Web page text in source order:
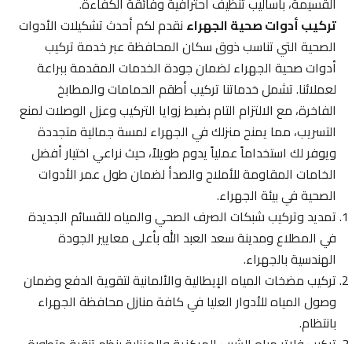
تركيب أدوات صحية الجهراءنقدم لكم أحدث تشكيلات الأدوات
الصحية التي تناسب ذوق سكان المحافظة عبر خدمة تركيب
أدوات صحية الجهراء لضمان جودة الخدمات المقدمة ببراعة
لعملائنا. تشمل خدماتنا تركيب أطقم الحمامات والمطابخ
الفاخرة، مع الالتزام التام بضبط زوايا التركيب وعزل الوصلات لمنع
التسريب، مما يمنح منزلك في الجهراء لمسة جمالية متجددة
ويوفر لك استخداماً عملياً يدوم طويلاً، حيث نراعي اختيار أفضل
الخامات المقاومة للأملاح والصدأ لضمان طول عمر الأدوات
الصحية في بيئة الجهراء.
تمديد وتركيب شبكات الصرف الصحي والمياه للقسائم الجديدة
في المطلاع ومدينة سعد العبد الله بأعلى معايير الجودة
الهندسية بالجهراء.
تركيب مضخات المياه الإيطالية والألمانية لتقوية الدفع وضمان
وصول المياه للأدوار العليا في كافة منازل محافظة الجهراء
بانتظام.